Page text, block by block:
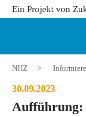
Ein Projekt von
NHZ >
30.09.2023
Aufführung: